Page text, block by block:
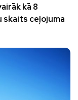
kā 8
skaits ceļojuma